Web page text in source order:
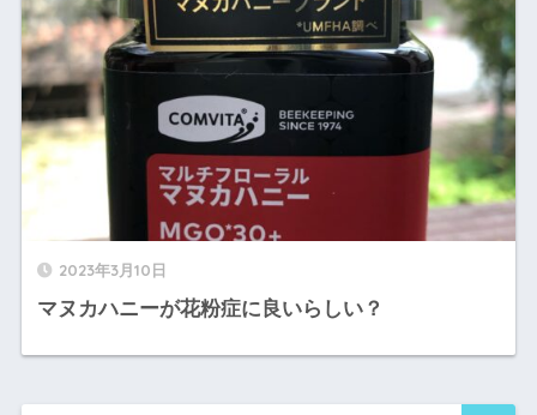
2023年3月10日
マヌカハニーが花粉症に良いらしい？